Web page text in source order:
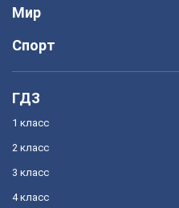
Мир
Спорт
ГДЗ
1 класс
2 класс
3 класс
4 класс